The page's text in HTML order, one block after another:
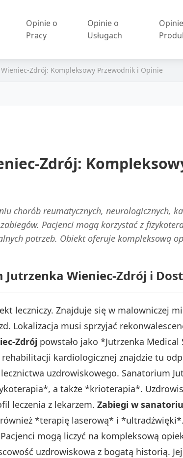
Opinie o
Pracy
Opinie o
Usługach
Zdrój: Kompleksowy Przewodnik i Opinie
Zdrój:
chorób reumatycznych, neurologicznych,
Pacjenci mogą korzystać z
potrzeb. Obiekt oferuje kompleksową
Wieniec-Zdrój i
leczniczy. Znajduje się w malowniczej
Lokalizacja musi sprzyjać
Zdrój powstało jako *Jutrzenka
kardiologicznej znajdzie tu
uzdrowiskowego. Sanatorium
a także *krioterapia*.
leczenia z lekarzem. Zabiegi w
*terapię laserową* i
mogą liczyć na kompleksową
uzdrowiskowa z bogatą historią.